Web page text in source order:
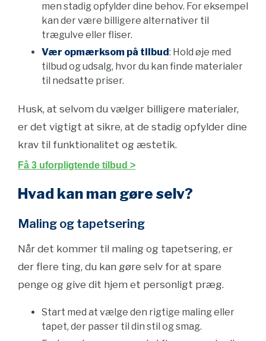
men stadig opfylder dine behov. For eksempel
kan der være billigere alternativer til
trægulve eller fliser.
Vær opmærksom på tilbud: Hold øje med
tilbud og udsalg, hvor du kan finde materialer
til nedsatte priser.
Husk, at selvom du vælger billigere materialer,
er det vigtigt at sikre, at de stadig opfylder dine
krav til funktionalitet og æstetik.
Få 3 uforpligtende tilbud >
Hvad kan man gøre selv?
Maling og tapetsering
Når det kommer til maling og tapetsering, er
der flere ting, du kan gøre selv for at spare
penge og give dit hjem et personligt præg.
Start med at vælge den rigtige maling eller
tapet, der passer til din stil og smag.